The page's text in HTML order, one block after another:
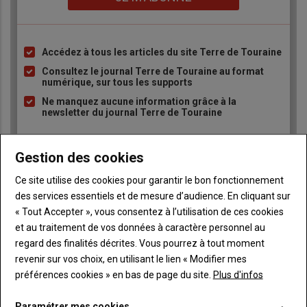
Liste
à
puce
Accédez à tous les articles du site Terre de Touraine
Consultez le journal Terre de Touraine au format
numérique, sur tous les supports
Ne manquez aucune information grâce à la
newsletter du journal Terre de Touraine
Sous-
titre
Vous êtes abonné(e)
TITRE IDENTIFIEZ-VOUS
Body
Connectez-vous à votre compte pour profiter
de votre abonnement
Gestion des cookies
Ce site utilise des cookies pour garantir le bon fonctionnement
des services essentiels et de mesure d’audience. En cliquant sur
« Tout Accepter », vous consentez à l’utilisation de ces cookies
et au traitement de vos données à caractère personnel au
regard des finalités décrites. Vous pourrez à tout moment
revenir sur vos choix, en utilisant le lien « Modifier mes
préférences cookies » en bas de page du site. Plus d'infos